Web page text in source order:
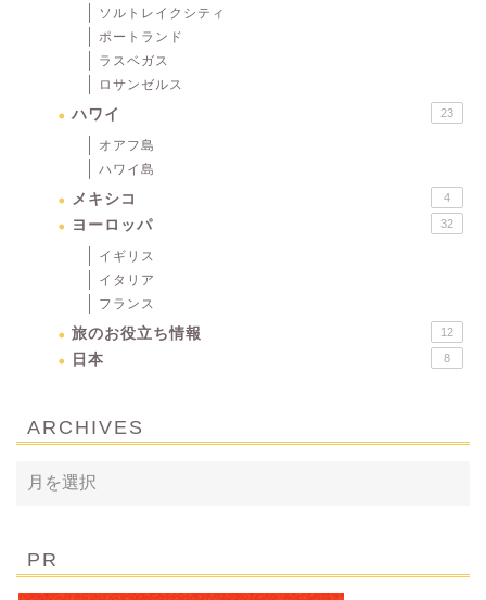
ソルトレイクシティ
ポートランド
ラスベガス
ロサンゼルス
ハワイ 23
オアフ島
ハワイ島
メキシコ 4
ヨーロッパ 32
イギリス
イタリア
フランス
旅のお役立ち情報 12
日本 8
ARCHIVES
PR